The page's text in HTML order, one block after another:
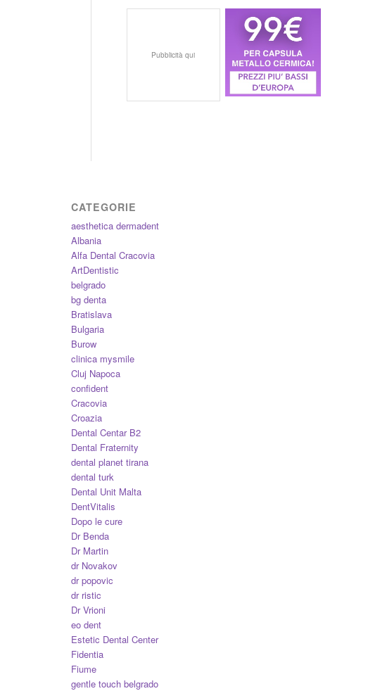
Pubblicità qui
CATEGORIE
aesthetica dermadent
Albania
Alfa Dental Cracovia
ArtDentistic
belgrado
bg denta
Bratislava
Bulgaria
Burow
clinica mysmile
Cluj Napoca
confident
Cracovia
Croazia
Dental Centar B2
Dental Fraternity
dental planet tirana
dental turk
Dental Unit Malta
DentVitalis
Dopo le cure
Dr Benda
Dr Martin
dr Novakov
dr popovic
dr ristic
Dr Vrioni
eo dent
Estetic Dental Center
Fidentia
Fiume
gentle touch belgrado